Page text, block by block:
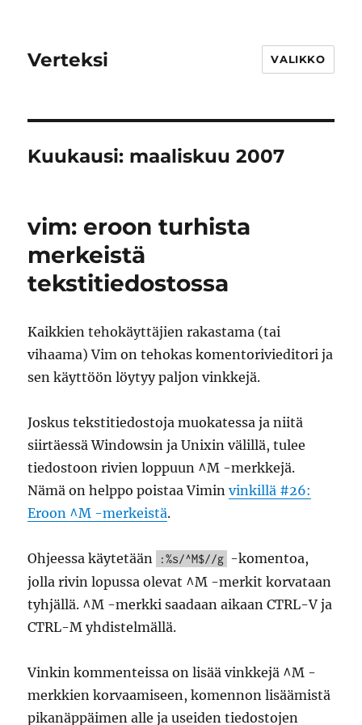
Verteksi VALIKKO
Kuukausi: maaliskuu 2007
vim: eroon turhista
merkeistä
tekstitiedostossa
Kaikkien tehokäyttäjien rakastama (tai
vihaama) Vim on tehokas komentorivieditori ja
sen käyttöön löytyy paljon vinkkejä.
Joskus tekstitiedostoja muokatessa ja niitä
siirtäessä Windowsin ja Unixin välillä, tulee
tiedostoon rivien loppuun ^M -merkkejä.
Nämä on helppo poistaa Viminvinkillä #26:
Eroon ^M -merkeistä.
Ohjeessa käytetään :%s/^M$//g -komentoa,
jolla rivin lopussa olevat ^M -merkit korvataan
tyhjällä. ^M -merkki saadaan aikaan CTRL-V ja
CTRL-M yhdistelmällä.
Vinkin kommenteissa on lisää vinkkejä ^M -
merkkien korvaamiseen, komennon lisäämistä
pikanäppäimen alle ja useiden tiedostojen